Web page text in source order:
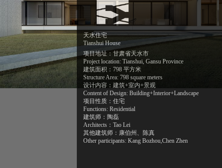
天水住宅
Tianshui House
项目地址：甘肃省天水市
Project location: Tianshui, Gansu Province
建筑面积：798 平方米
Structure Area: 798 square meters
设计内容：建筑+室内+景观
Content of Design: Building+Interior+Landscape
项目性质：住宅
Functions: Residential
建筑师：陶磊
Architects：Tao Lei
其他建筑师：康伯州、陈真
Other participants: Kang Bozhou,Chen Zhen